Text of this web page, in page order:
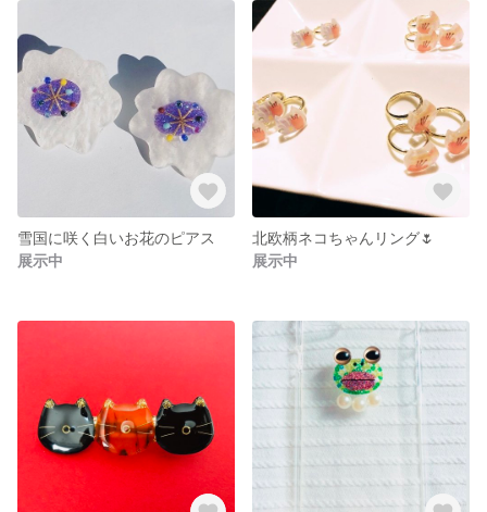
雪国に咲く白いお花のピアス
展示中
北欧柄ネコちゃんリング🌷
展示中